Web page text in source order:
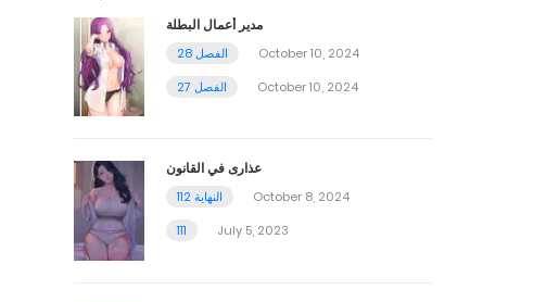
مدير أعمال البطلة
الفصل 28
October 10, 2024
الفصل 27
October 10, 2024
عذارى في القانون
112 النهاية
October 8, 2024
111
July 5, 2023